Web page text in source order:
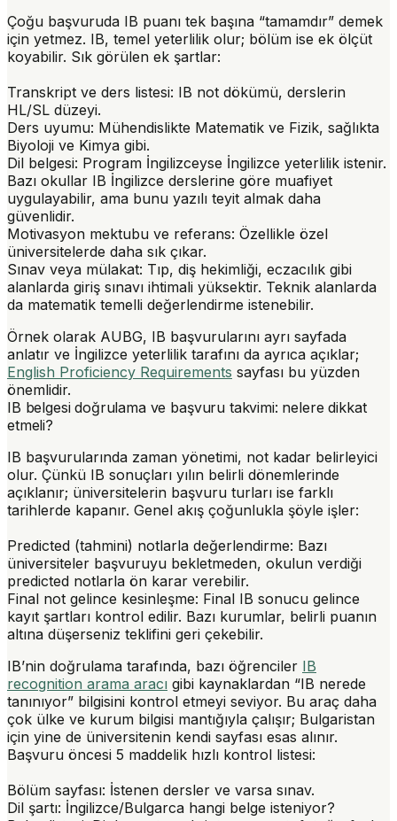
Çoğu başvuruda IB puanı tek başına “tamamdır” demek
için yetmez. IB, temel yeterlilik olur; bölüm ise ek ölçüt
koyabilir. Sık görülen ek şartlar:
Transkript ve ders listesi: IB not dökümü, derslerin
HL/SL düzeyi.
Ders uyumu: Mühendislikte Matematik ve Fizik, sağlıkta
Biyoloji ve Kimya gibi.
Dil belgesi: Program İngilizceyse İngilizce yeterlilik istenir.
Bazı okullar IB İngilizce derslerine göre muafiyet
uygulayabilir, ama bunu yazılı teyit almak daha
güvenlidir.
Motivasyon mektubu ve referans: Özellikle özel
üniversitelerde daha sık çıkar.
Sınav veya mülakat: Tıp, diş hekimliği, eczacılık gibi
alanlarda giriş sınavı ihtimali yüksektir. Teknik alanlarda
da matematik temelli değerlendirme istenebilir.
Örnek olarak AUBG, IB başvurularını ayrı sayfada
anlatır ve İngilizce yeterlilik tarafını da ayrıca açıklar;
English Proficiency Requirements sayfası bu yüzden
önemlidir.
IB belgesi doğrulama ve başvuru takvimi: nelere dikkat
etmeli?
IB başvurularında zaman yönetimi, not kadar belirleyici
olur. Çünkü IB sonuçları yılın belirli dönemlerinde
açıklanır; üniversitelerin başvuru turları ise farklı
tarihlerde kapanır. Genel akış çoğunlukla şöyle işler:
Predicted (tahmini) notlarla değerlendirme: Bazı
üniversiteler başvuruyu bekletmeden, okulun verdiği
predicted notlarla ön karar verebilir.
Final not gelince kesinleşme: Final IB sonucu gelince
kayıt şartları kontrol edilir. Bazı kurumlar, belirli puanın
altına düşerseniz teklifini geri çekebilir.
IB’nin doğrulama tarafında, bazı öğrenciler IB
recognition arama aracı gibi kaynaklardan “IB nerede
tanınıyor” bilgisini kontrol etmeyi seviyor. Bu araç daha
çok ülke ve kurum bilgisi mantığıyla çalışır; Bulgaristan
için yine de üniversitenin kendi sayfası esas alınır.
Başvuru öncesi 5 maddelik hızlı kontrol listesi:
Bölüm sayfası: İstenen dersler ve varsa sınav.
Dil şartı: İngilizce/Bulgarca hangi belge isteniyor?